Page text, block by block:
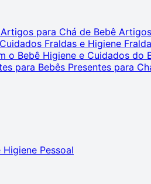
Artigos para Chá de Bebê
Fraldas e Higiene
o Bebê Higiene e Cuidados do
para Bebês Presentes para
Higiene Pessoal